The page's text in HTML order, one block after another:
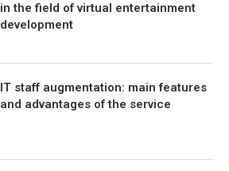
in the field of virtual entertainment
development
IT staff augmentation: main features
and advantages of the service